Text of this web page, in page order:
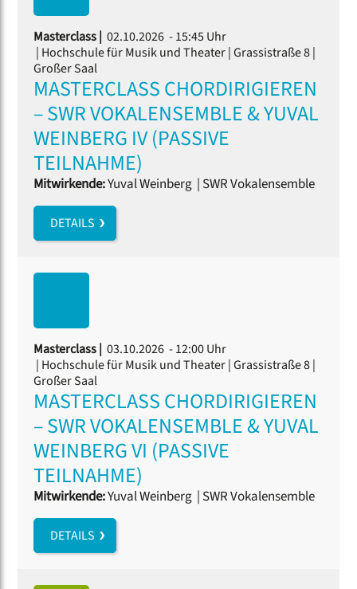
Masterclass | 02.10.2026 - 15:45 Uhr
| Hochschule für Musik und Theater | Grassistraße 8 |
Großer Saal
MASTERCLASS CHORDIRIGIEREN
– SWR VOKALENSEMBLE & YUVAL
WEINBERG IV (PASSIVE
TEILNAHME)
Mitwirkende:Yuval Weinberg | SWR Vokalensemble
DETAILS
Masterclass | 03.10.2026 - 12:00 Uhr
| Hochschule für Musik und Theater | Grassistraße 8 |
Großer Saal
MASTERCLASS CHORDIRIGIEREN
– SWR VOKALENSEMBLE & YUVAL
WEINBERG VI (PASSIVE
TEILNAHME)
Mitwirkende:Yuval Weinberg | SWR Vokalensemble
DETAILS